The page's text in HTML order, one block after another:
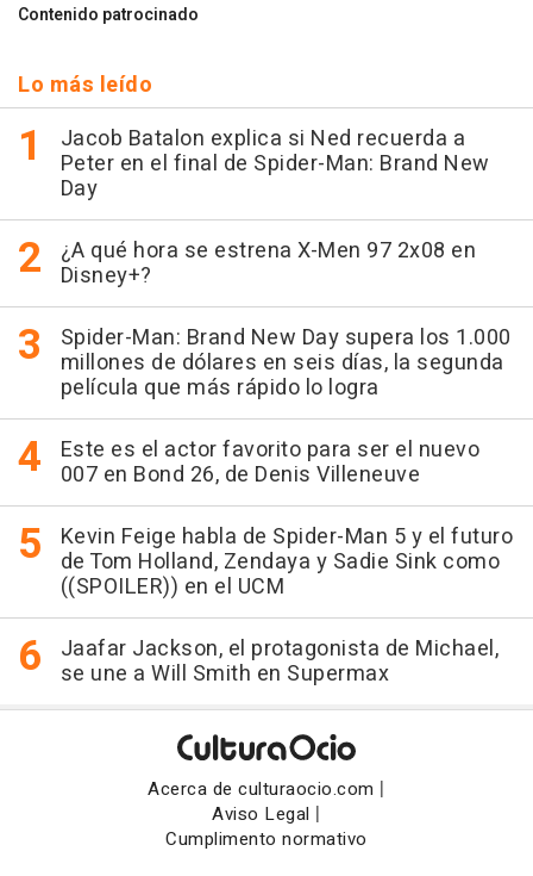
Contenido patrocinado
Lo más leído
Jacob Batalon explica si Ned recuerda a
Peter en el final de Spider-Man: Brand New
Day
¿A qué hora se estrena X-Men 97 2x08 en
Disney+?
Spider-Man: Brand New Day supera los 1.000
millones de dólares en seis días, la segunda
película que más rápido lo logra
Este es el actor favorito para ser el nuevo
007 en Bond 26, de Denis Villeneuve
Kevin Feige habla de Spider-Man 5 y el futuro
de Tom Holland, Zendaya y Sadie Sink como
((SPOILER)) en el UCM
Jaafar Jackson, el protagonista de Michael,
se une a Will Smith en Supermax
Acerca de culturaocio.com |
Aviso Legal |
Cumplimento normativo